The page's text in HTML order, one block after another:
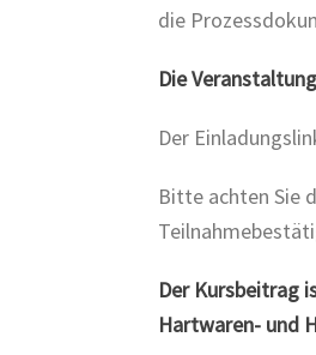
die
Die
Der
Bitte achten Sie
Der Kursbeitrag
Hartwaren- und